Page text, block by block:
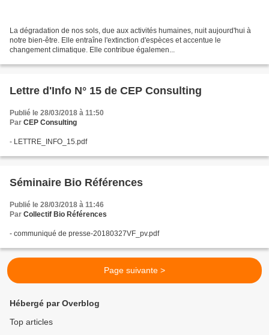
La dégradation de nos sols, due aux activités humaines, nuit aujourd'hui à
notre bien-être. Elle entraîne l'extinction d'espèces et accentue le
changement climatique. Elle contribue égalemen...
Lettre d'Info N° 15 de CEP Consulting
Publié le 28/03/2018 à 11:50
Par CEP Consulting
- LETTRE_INFO_15.pdf
Séminaire Bio Références
Publié le 28/03/2018 à 11:46
Par Collectif Bio Références
- communiqué de presse-20180327VF_pv.pdf
Page suivante >
Hébergé par Overblog
Top articles